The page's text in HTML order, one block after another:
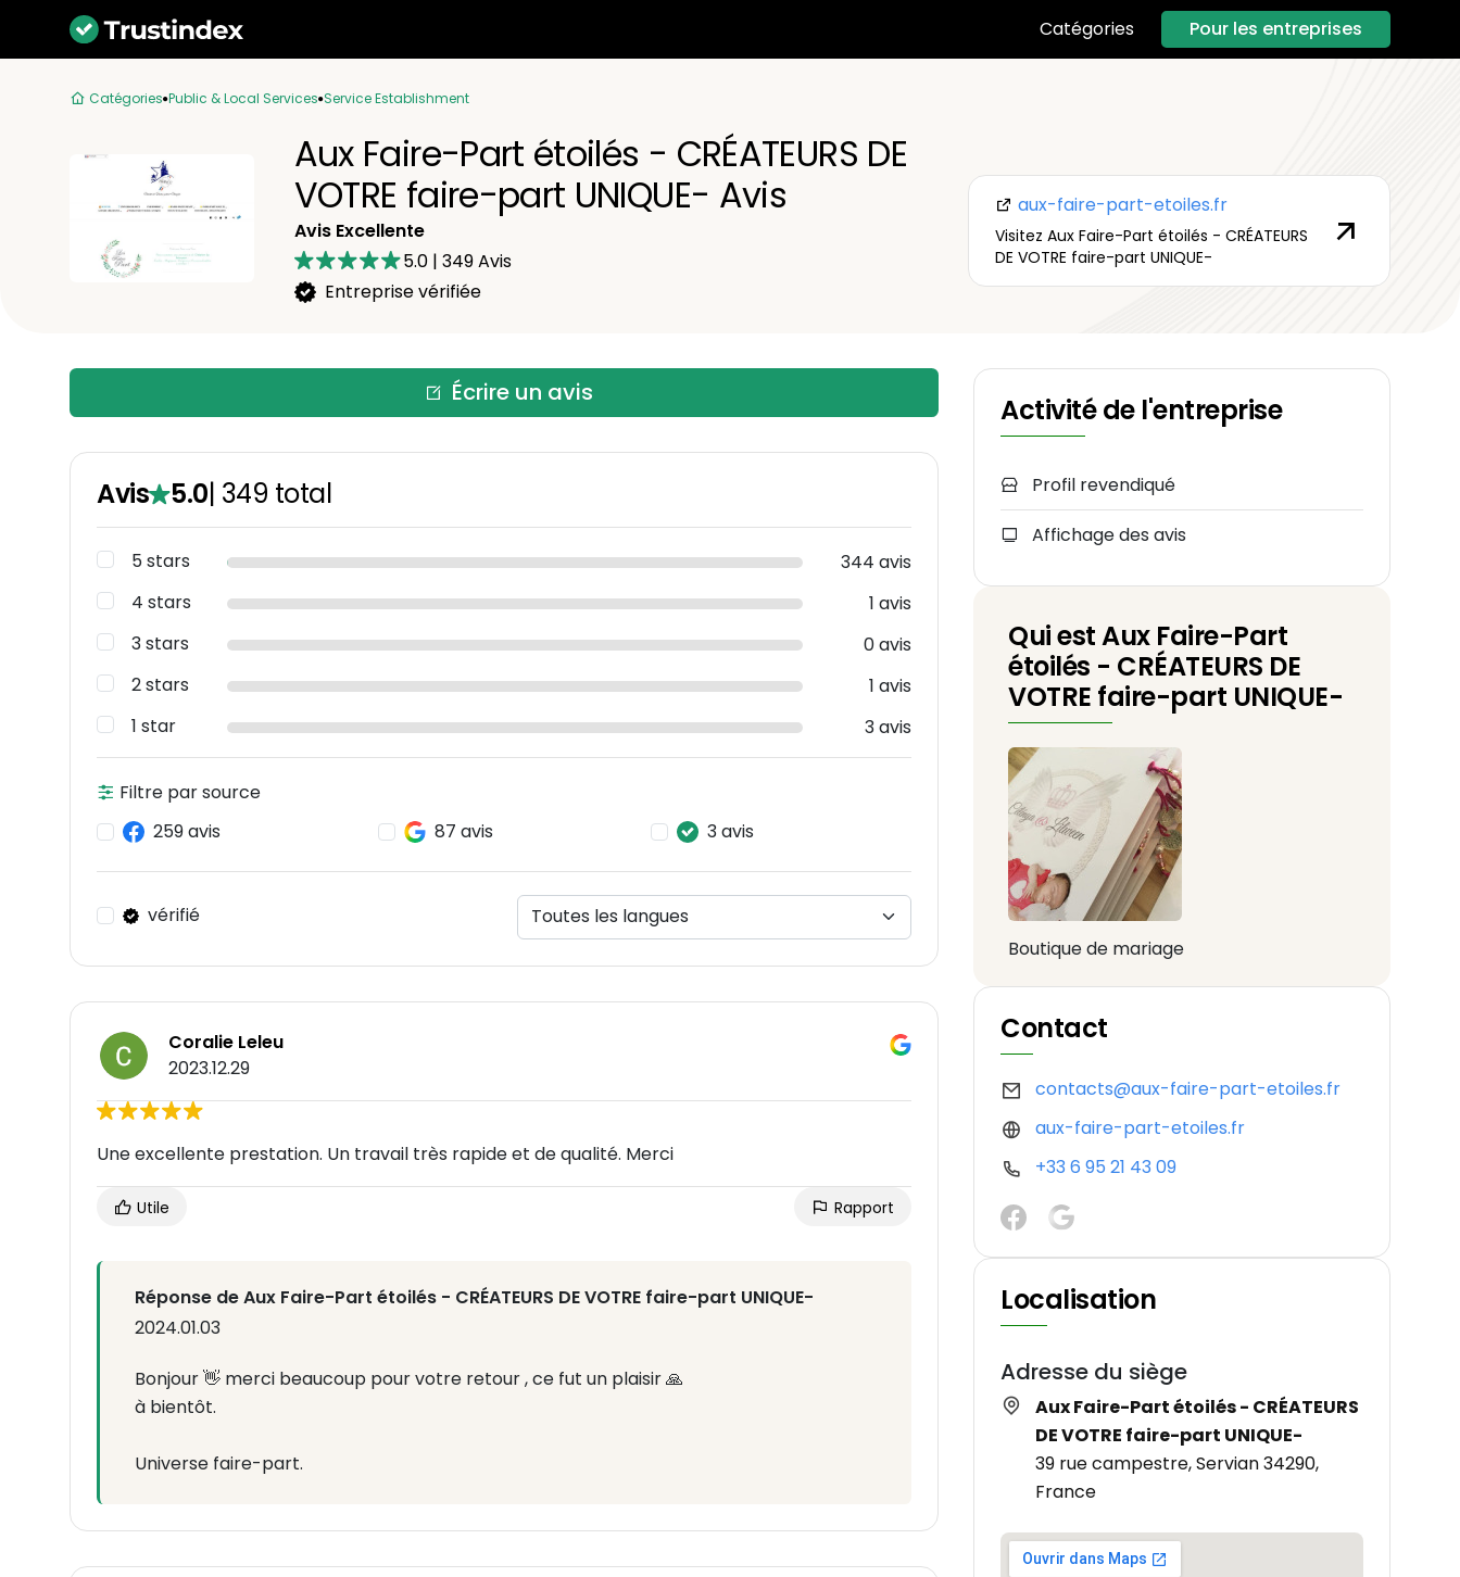
Catégories Pour les entreprises
Catégories Public & Local Services Service Establishment
Aux Faire-Part étoilés - CRÉATEURS DE
VOTRE faire-part UNIQUE- Avis
Avis Excellente
5.0 | 349Avis
Entreprise vérifiée
aux-faire-part-etoiles.fr
Visitez Aux Faire-Part étoilés - CRÉATEURS
DE VOTRE faire-part UNIQUE-
Écrire un avis
Avis 5.0| 349 total
5 stars
344 avis
4 stars
1 avis
3 stars
0 avis
2 stars
1 avis
1 star
3 avis
Filtre par source
259 avis
87 avis 3 avis
vérifié
Coralie Leleu
2023.12.29
Une excellente prestation. Un travail très rapide et de qualité. Merci
Utile Rapport
Réponse de Aux Faire-Part étoilés - CRÉATEURS DE VOTRE faire-part UNIQUE-
2024.01.03
Bonjour 👋 merci beaucoup pour votre retour , ce fut un plaisir 🙏
à bientôt.
Universe faire-part.
Activité de l'entreprise
Profil revendiqué
Affichage des avis
Qui est Aux Faire-Part
étoilés - CRÉATEURS DE
VOTRE faire-part UNIQUE-
Boutique de mariage
Contact
contacts@aux-faire-part-etoiles.fr
aux-faire-part-etoiles.fr
+33 6 95 21 43 09
Localisation
Adresse du siège
Aux Faire-Part étoilés - CRÉATEURS
DE VOTRE faire-part UNIQUE-
39 rue campestre, Servian 34290,
France